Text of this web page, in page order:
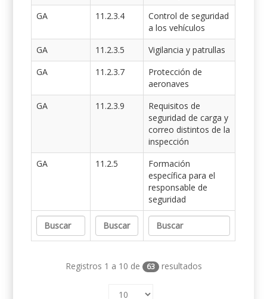
GA
11.2.3.4
Control de seguridad
a los vehículos
GA
11.2.3.5
Vigilancia y patrullas
GA
11.2.3.7
Protección de
aeronaves
GA
11.2.3.9
Requisitos de
seguridad de carga y
correo distintos de la
inspección
GA
11.2.5
Formación
específica para el
responsable de
seguridad
Registros 1 a 10 de 63 resultados